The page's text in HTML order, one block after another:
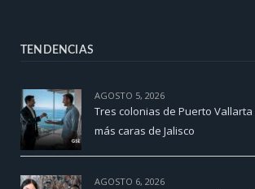
TENDENCIAS
AGOSTO 5, 2026
Tres colonias de Puerto
más caras de Jalisco
AGOSTO 6, 2026